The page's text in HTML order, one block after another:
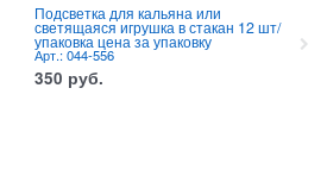
Подсветка для кальяна или
светящаяся игрушка в стакан 12 шт/
упаковка цена за упаковку
Арт.: 044-556
350 руб.